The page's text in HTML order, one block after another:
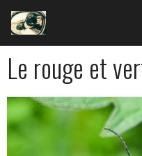
Le rouge et